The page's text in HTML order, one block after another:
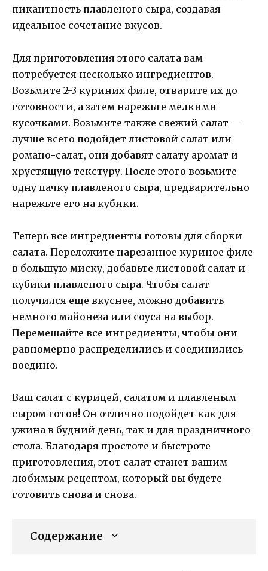
пикантность плавленого сыра, создавая
идеальное сочетание вкусов.
Для приготовления этого салата вам
потребуется несколько ингредиентов.
Возьмите 2-3 куриних филе, отварите их до
готовности, а затем нарежьте мелкими
кусочками. Возьмите также свежий салат —
лучше всего подойдет листовой салат или
романо-салат, они добавят салату аромат и
хрустящую текстуру. После этого возьмите
одну пачку плавленого сыра, предварительно
нарежьте его на кубики.
Теперь все ингредиенты готовы для сборки
салата. Переложите нарезанное куриное филе
в большую миску, добавьте листовой салат и
кубики плавленого сыра. Чтобы салат
получился еще вкуснее, можно добавить
немного майонеза или соуса на выбор.
Перемешайте все ингредиенты, чтобы они
равномерно распределились и соединились
воедино.
Ваш салат с курицей, салатом и плавленым
сыром готов! Он отлично подойдет как для
ужина в будний день, так и для праздничного
стола. Благодаря простоте и быстроте
приготовления, этот салат станет вашим
любимым рецептом, который вы будете
готовить снова и снова.
Содержание